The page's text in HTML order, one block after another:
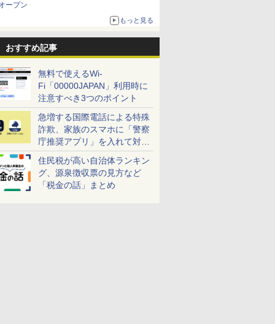
ープン
もっと見る
おすすめ記事
無料で使えるWi-
Fi「00000JAPAN」利用時に
注意すべき3つのポイント
急増する国際電話による特殊
詐欺、家族のスマホに「警察
庁推奨アプリ」を入れて対策
しよう！
住民税が高い自治体ランキン
グ、源泉徴収票の見方など
「税金の話」まとめ